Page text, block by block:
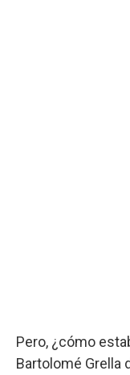
Pero, ¿cómo
Bartolomé Grella